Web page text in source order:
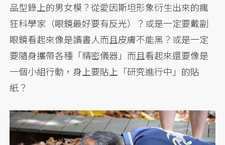
品型錄上的男女模？從愛因斯坦形象衍生出來的瘋
狂科學家（眼鏡最好要有反光）？或是一定要戴副
眼鏡看起來像是讀書人而且皮膚不能黑？或是一定
要隨身攜帶各種「精密儀器」而且看起來還要像是
一個小組行動，身上要貼上「研究進行中」的貼
紙？